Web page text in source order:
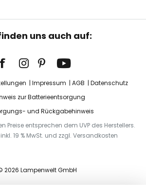
uns auch auf:
Impressum AGB
Datenschutz
zur Batterieentsorgung
und Rückgabehinweis
Preise entsprechen dem UVP des Herstellers.
19 % MwSt. und zzgl. Versandkosten
2026 Lampenwelt GmbH